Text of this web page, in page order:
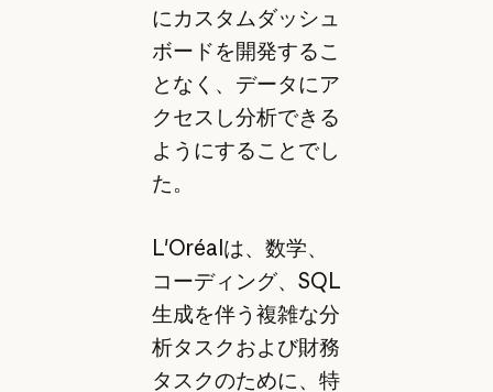
にカスタムダッシュ
ボードを開発するこ
となく、データにア
クセスし分析できる
ようにすることでし
た。
L'Oréalは、数学、
コーディング、SQL
生成を伴う複雑な分
析タスクおよび財務
タスクのために、特